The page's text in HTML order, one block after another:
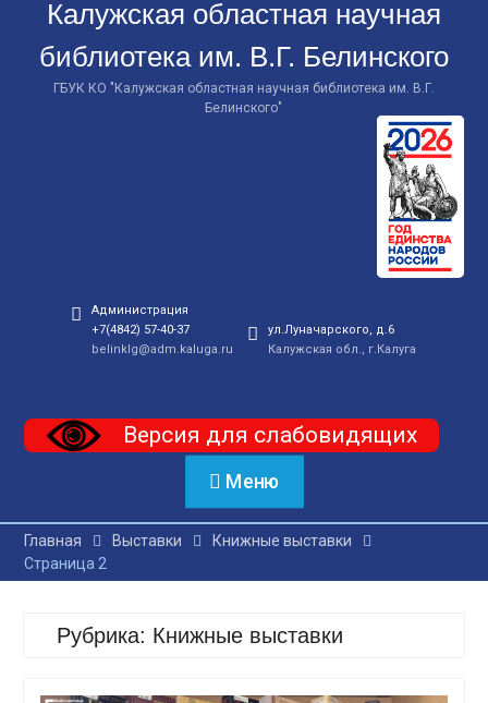
Калужская областная научная
библиотека им. В.Г. Белинского
ГБУК КО "Калужская областная научная библиотека им. В.Г.
Белинского"
Администрация
+7(4842) 57-40-37
belinklg@adm.kaluga.ru
ул.Луначарского, д.6
Калужская обл., г.Калуга
Версия для слабовидящих
Меню
Главная Выставки
Книжные выставки
Страница 2
Рубрика: Книжные выставки